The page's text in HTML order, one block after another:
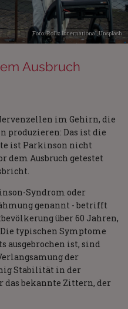
Foto:Rollz International,Unsplash
Ausbruch
im Gehirn, die
produzieren: Das ist die
ist Parkinson nicht
dem Ausbruch getestet
Syndrom oder
genannt - betrifft
über 60 Jahren,
typischen Symptome
ausgebrochen ist, sind
der
Stabilität in der
das bekannte Zittern, der